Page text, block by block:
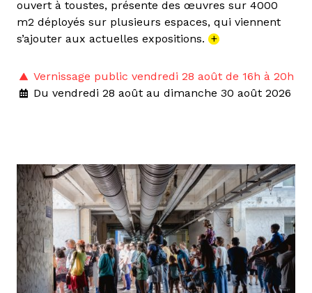
ouvert à toustes, présente des œuvres sur 4000
m2 déployés sur plusieurs espaces, qui viennent
s’ajouter aux actuelles expositions. +
Vernissage public vendredi 28 août de 16h à 20h
Du vendredi 28 août au dimanche 30 août 2026